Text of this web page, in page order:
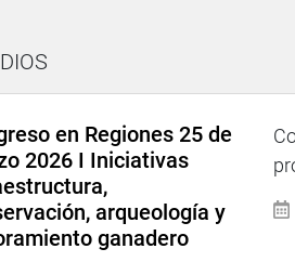
en Regiones 25 de
2026 I Iniciativas
arqueología y
ganadero